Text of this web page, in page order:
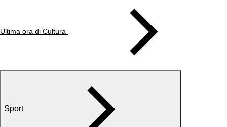
Ultima ora di Cultura
Sport